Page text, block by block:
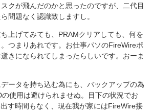
クが飛んだのかと思ったのですが、二代目
問題なく認識致しますし。
上げてみても、PRAMクリアしても、何を
つまりあれです。お仕事パソのFireWireポ
きになられてしまったらしいです。おーま
ータを持ち込む為にも、バックアップの為
使用は避けられませぬ。目下の状況でお
す時間もなく、現在我が家にはFireWire接